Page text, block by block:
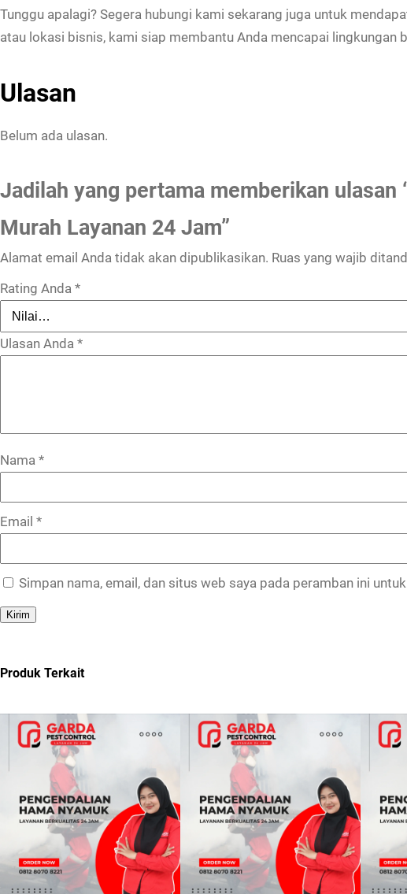
Tunggu apalagi? Segera hubungi kami sekarang juga untuk
atau lokasi bisnis, kami siap membantu Anda mencapai lingkungan
Ulasan
Belum ada ulasan.
Jadilah yang pertama memberikan ulasan
Murah Layanan 24 Jam”
Alamat email Anda tidak akan dipublikasikan. Ruas yang wajib
Rating Anda *
Ulasan Anda *
Nama *
Email *
Simpan nama, email, dan situs web saya pada peramban ini
Produk Terkait